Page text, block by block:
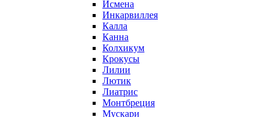
Исмена
Инкарвиллея
Калла
Канна
Колхикум
Крокусы
Лилии
Лютик
Лиатрис
Монтбреция
Мускари